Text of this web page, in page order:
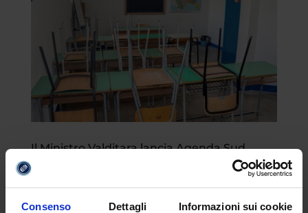
Consenso Dettagli Informazioni sui cookie
Il Ministro Valditara lancia Agenda Sud
da
|Mondo
Scuola